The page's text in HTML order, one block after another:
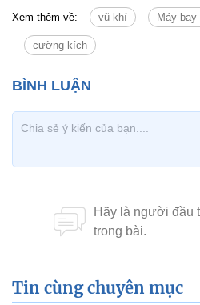
Xem thêm về: vũ khí Máy bay
cường kích
Tin cùng chuyên mục